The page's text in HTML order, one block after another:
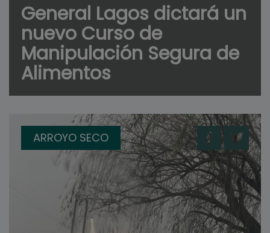
General Lagos dictará un
nuevo Curso de
Manipulación Segura de
Alimentos
ARROYO SECO